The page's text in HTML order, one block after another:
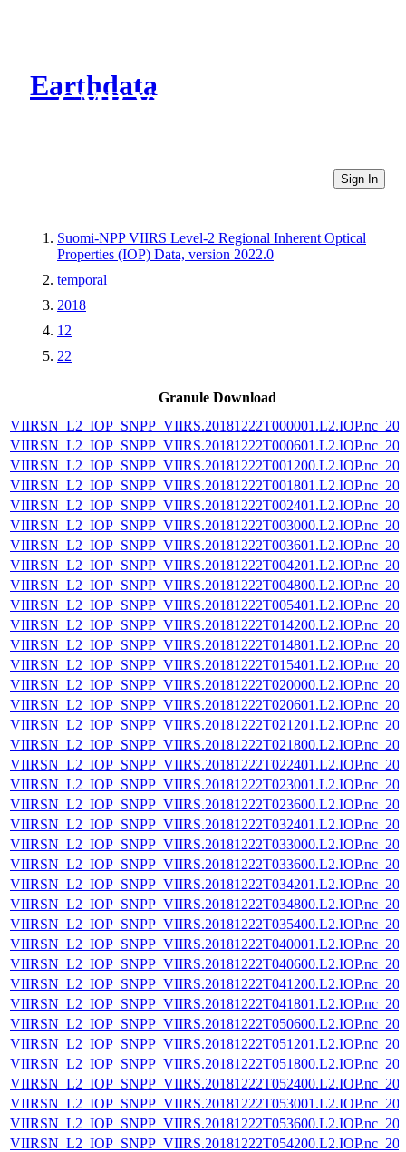
Earthdata
CMR Virtual Directories
Sign In
Suomi-NPP VIIRS Level-2 Regional Inherent Optical
Properties (IOP) Data, version 2022.0
temporal
2018
12
22
Granule Download